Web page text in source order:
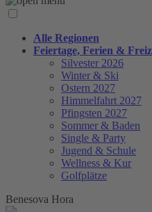
Alle Regionen
Feiertage, Ferien &
Silvester 2026
Winter & Ski
Ostern 2027
Himmelfahrt 2027
Pfingsten 2027
Sommer & Baden
Single & Party
Jugend & Schule
Wellness & Kur
Golfplätze
Benesova Hora